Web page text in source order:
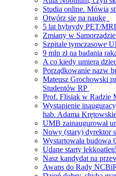
Studia online. Mówią
Otwórz się na naukę
5 lat hybrydy PET/MRI
Zmiany w
Szpitale tymczasowe
9 mln zł na badania
A co kiedy umiera
Porządkowanie nazw
Mateusz Grochowski
Studentów RP
Prof. Flisiak w Radzie
Wystąpienie
hab. Adama
UMB zainaugurował
Nowy (stary) dyrektor
Wystartowała budowa
Udane starty
Nasz kandydat na
Awans do Rady